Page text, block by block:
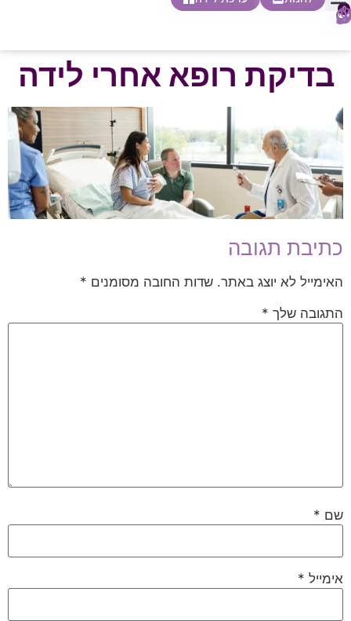
0
בדיקת רופא אחרי לידה
כתיבת תגובה
האימייל לא יוצג באתר. שדות החובה מסומנים *
התגובה שלך *
שם *
אימייל *